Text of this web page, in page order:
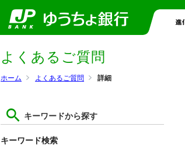
ホーム よくあるご質問 詳細
よくあるご質問
キーワードから探す
キーワード検索